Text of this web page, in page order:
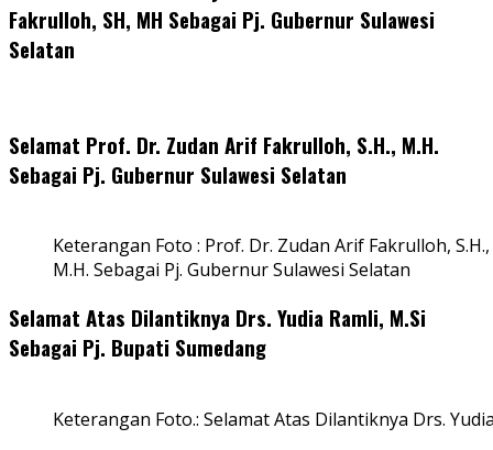
Fakrulloh, SH, MH Sebagai Pj. Gubernur Sulawesi
Selatan
Selamat Prof. Dr. Zudan Arif Fakrulloh, S.H., M.H.
Sebagai Pj. Gubernur Sulawesi Selatan
Keterangan Foto : Prof. Dr. Zudan Arif Fakrulloh, S.H.,
M.H. Sebagai Pj. Gubernur Sulawesi Selatan
Selamat Atas Dilantiknya Drs. Yudia Ramli, M.Si
Sebagai Pj. Bupati Sumedang
Keterangan Foto.: Selamat Atas Dilantiknya Drs.